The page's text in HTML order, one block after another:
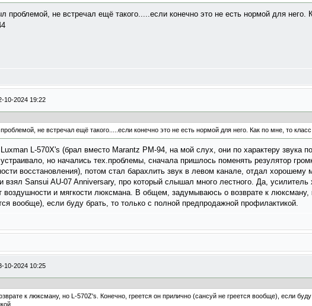
проблемой, не встречал ещё такого.....если конечно это не есть нормой для
10-2024 19:22
не встречал ещё такого.....если конечно это не есть нормой для него. Как по мне, то
L-570X's (брал вместо Marantz PM-94, на мой слух, они по характеру звука
но начались тех.проблемы, сначала пришлось поменять резулятор
восстановления), потом стал барахлить звук в левом канале, отдал хорошему
Sansui AU-07 Anniversary, про который слышал много лестного. Да,
воздушности и мягкости люксмана. В общем, задумываюсь о возврате к люксману,
вообще), если буду брать, то только с полной предпродажной профилактикой.
10-2024 10:25
к люксману, но L-570Z's. Конечно, греется он прилично (сансуй не греется вообще), если буду